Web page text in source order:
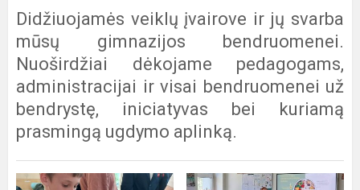
Didžiuojamės veiklų įvairove ir jų svarba
mūsų gimnazijos bendruomenei.
Nuoširdžiai dėkojame pedagogams,
administracijai ir visai bendruomenei už
bendrystę, iniciatyvas bei kuriamą
prasmingą ugdymo aplinką.